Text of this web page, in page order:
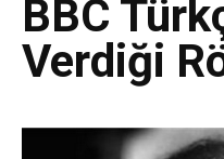
BBC
Verdiği